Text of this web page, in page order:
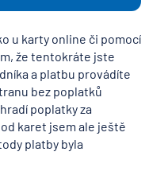
u karty online či pomocí
že tentokráte jste
a platbu provádíte
bez poplatků
poplatky za
karet jsem ale ještě
platby byla